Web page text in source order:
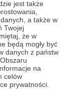
jest także
a także w
Twojej
że w
będą mogły być
danych z państw
na
celów
prywatności.
Chwałę Bożą